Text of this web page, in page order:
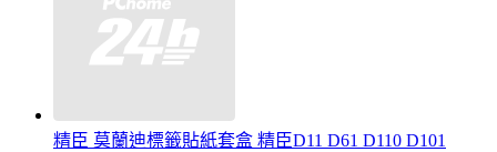
精臣 莫蘭迪標籤貼紙套盒 精臣D11 D61 D110 D101